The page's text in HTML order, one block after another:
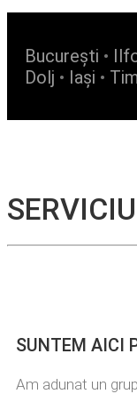
București •
Dolj • Iași •
SUNTEM AICI
Am adunat un